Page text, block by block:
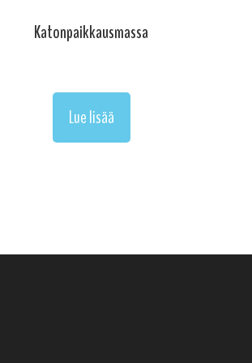
Katonpaikkausmassa
Lue lisää